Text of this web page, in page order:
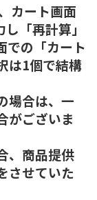
カート画面
「再計算」
での「カート
は1個で結構
場合は、一
がございま
、商品提供
させていた